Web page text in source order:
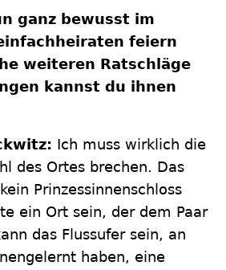
ganz bewusst im
feiern
weiteren Ratschläge
kannst du ihnen
Ich muss wirklich die
des Ortes brechen. Das
Prinzessinnenschloss
ein Ort sein, der dem Paar
das Flussufer sein, an
haben, eine